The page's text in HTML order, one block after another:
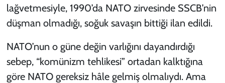
lağvetmesiyle, 1990’da NATO zirvesinde SSCB’nin
düşman olmadığı, soğuk savaşın bittiği ilan edildi.
NATO’nun o güne değin varlığını dayandırdığı
sebep, “komünizm tehlikesi” ortadan kalktığına
göre NATO gereksiz hâle gelmiş olmalıydı. Ama